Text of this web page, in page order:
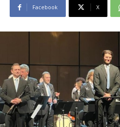
Facebook X